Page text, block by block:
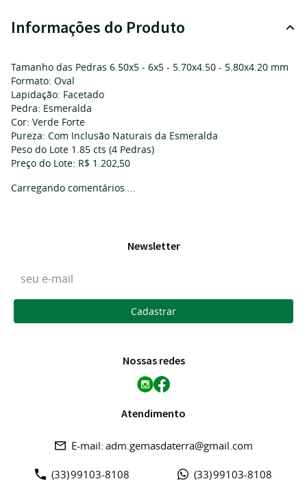
Informações do Produto
Tamanho das Pedras 6.50x5 - 6x5 - 5.70x4.50 - 5.80x4.20 mm
Formato: Oval
Lapidação: Facetado
Pedra: Esmeralda
Cor: Verde Forte
Pureza: Com Inclusão Naturais da Esmeralda
Peso do Lote 1.85 cts (4 Pedras)
Preço do Lote: R$ 1.202,50
Carregando comentários ...
Newsletter
Cadastrar
Nossas redes
Atendimento
(33)99103-8108 (33)99103-8108
adm.gemasdaterra@gmail.com